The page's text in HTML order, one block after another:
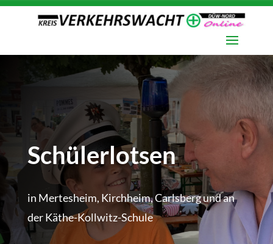
Schülerlotsen
in Mertesheim, Kirchheim, Carlsberg und an
der Käthe-Kollwitz-Schule